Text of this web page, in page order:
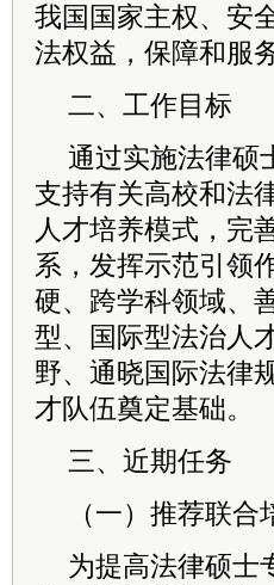
我国国家主权、安
法权益，保障和服
二、工作目标
通过实施法律硕
支持有关高校和法
人才培养模式，完
系，发挥示范引领
硬、跨学科领域、
型、国际型法治人
野、通晓国际法律
才队伍奠定基础。
三、近期任务
（一）推荐联合
为提高法律硕士